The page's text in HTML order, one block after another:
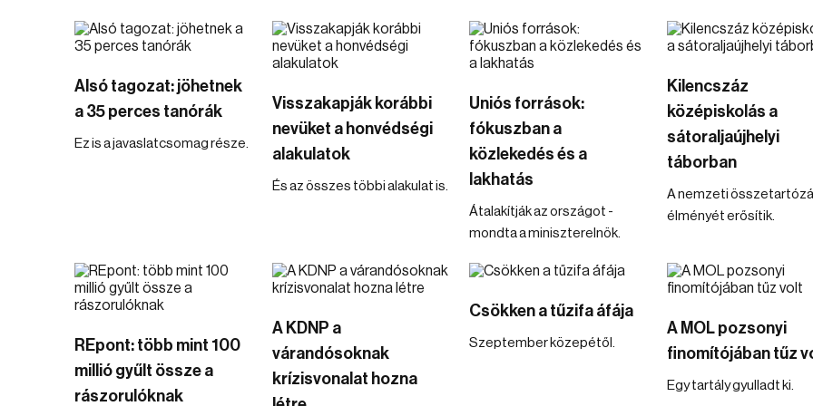
Alsó tagozat: jöhetnek
a 35 perces tanórák
Ez is a javaslatcsomag része.
Visszakapják korábbi
nevüket a honvédségi
alakulatok
És az összes többi alakulat is.
Uniós források:
fókuszban a
közlekedés és a
lakhatás
Átalakítják az országot -
mondta a miniszterelnök.
Kilencszáz
középiskolás a
sátoraljaújhelyi
táborban
A nemzeti
élményét erősítik.
REpont: több mint 100
millió gyűlt össze a
rászorulóknak
A KDNP a
várandósoknak
krízisvonalat hozna
Csökken a tűzifa áfája
Szeptember közepétől.
A MOL pozsonyi
finomítójában tűz
Egy tartály gyulladt ki.